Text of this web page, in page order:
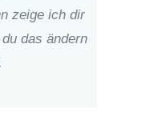
zeige ich dir
das ändern